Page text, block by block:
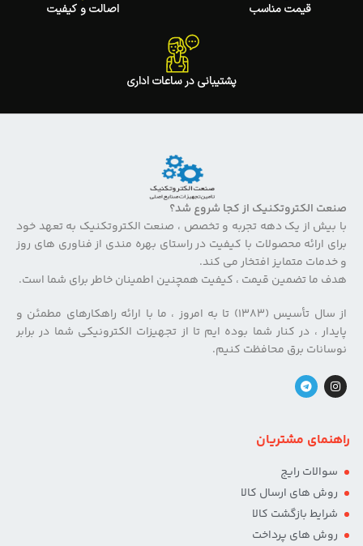
قیمت مناسب اصالت و کیفیت
پشتیبانی در ساعات اداری
صنعت الکتروتکنیک از کجا شروع شد؟
با بیش از یک دهه تجربه و تخصص ، صنعت الکتروتکنیک به تعهد خود
برای ارائه محصولات با کیفیت در راستای بهره مندی از فناوری های روز
و خدمات متمایز افتخار می کند.
هدف ما تضمین قیمت ، کیفیت همچنین اطمینان خاطر برای شما است.
از سال تأسیس (۱۳۸۳) تا به امروز ، ما با ارائه راهکارهای مطمئن و
پایدار ، در کنار شما بوده ایم تا از تجهیزات الکترونیکی شما در برابر
نوسانات برق محافظت کنیم.
راهنمای مشتریان
سوالات رایج
روش های ارسال کالا
شرایط بازگشت کالا
روش های پرداخت